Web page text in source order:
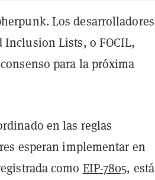
Los desarrolladores
Inclusion Lists, o FOCIL,
para la próxima
en las reglas
esperan implementar en
como EIP-7805, está